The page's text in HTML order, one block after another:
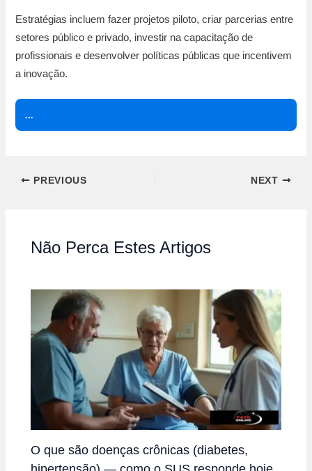
Estratégias incluem fazer projetos piloto, criar parcerias entre
setores público e privado, investir na capacitação de
profissionais e desenvolver políticas públicas que incentivem
a inovação.
...
PREVIOUS NEXT
Não Perca Estes Artigos
O que são doenças crônicas (diabetes,